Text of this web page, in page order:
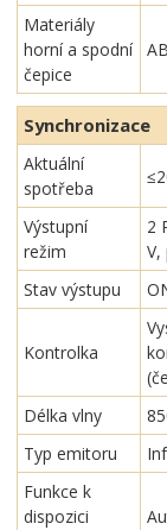
Materiály
horní a spodní
čepice
Synchronizace
Aktuální
spotřeba
Výstupní
režim
2
Stav výstupu
Kontrolka
Délka vlny
Typ emitoru
Funkce k
dispozici